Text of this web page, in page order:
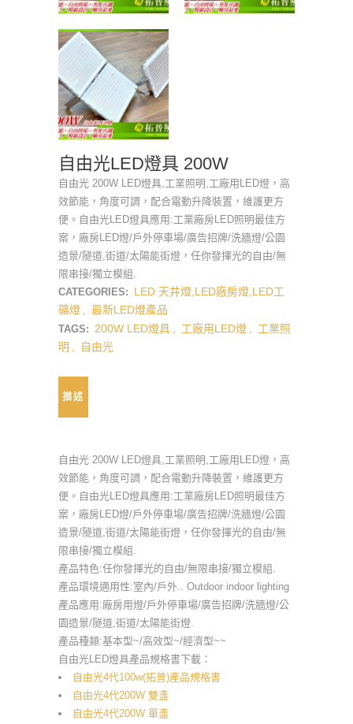
自由光LED燈具 200W
自由光 200W LED燈具,工業照明,工廠用LED燈，高
效節能，角度可調，配合電動升降裝置，維護更方
便。自由光LED燈具應用:工業廠房LED照明最佳方
案，廠房LED燈/戶外停車場/廣告招牌/洗牆燈/公園
造景/隧道,街道/太陽能街燈，任你發揮光的自由/無
限串接/獨立模組.
CATEGORIES: LED 天井燈,LED廠房燈,LED工
礦燈
最新LED燈產品
TAGS: 200W LED燈具 工廠用LED燈
工業照
明
自由光
描述
自由光 200W LED燈具,工業照明,工廠用LED燈，高
效節能，角度可調，配合電動升降裝置，維護更方
便。自由光LED燈具應用:工業廠房LED照明最佳方
案，廠房LED燈/戶外停車場/廣告招牌/洗牆燈/公園
造景/隧道,街道/太陽能街燈，任你發揮光的自由/無
限串接/獨立模組.
產品特色:任你發揮光的自由/無限串接/獨立模組.
產品環境適用性:室內/戶外.. Outdoor indoor lighting
產品應用:廠房用燈/戶外停車場/廣告招牌/洗牆燈/公
園造景/隧道,街道/太陽能街燈.
產品種類:基本型~/高效型~/經濟型~~
自由光LED燈具產品規格書下載：
自由光4代100w(拓普)產品規格書
自由光4代200W 雙盞
自由光4代200W 單盞